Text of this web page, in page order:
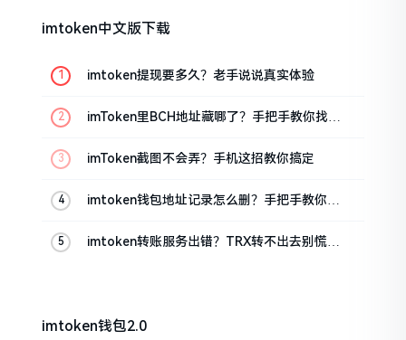
imtoken中文版下载
imtoken提现要多久？老手说说真实体验
imToken里BCH地址藏哪了？手把手教你找对
imToken截图不会弄？手机这招教你搞定
imtoken钱包地址记录怎么删？手把手教你清
imtoken转账服务出错？TRX转不出去别慌，
imtoken钱包2.0